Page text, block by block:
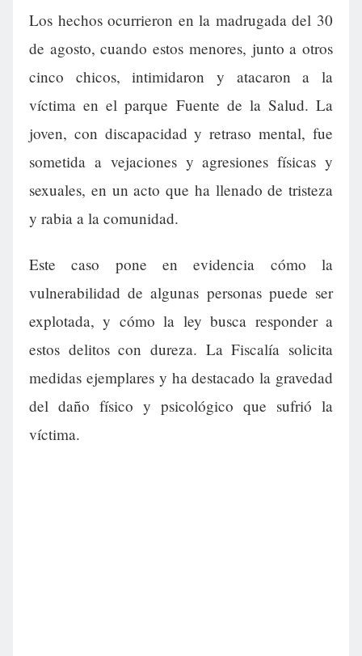
Los hechos ocurrieron en la madrugada del 30
de agosto, cuando estos menores, junto a otros
cinco chicos, intimidaron y atacaron a la
víctima en el parque Fuente de la Salud. La
joven, con discapacidad y retraso mental, fue
sometida a vejaciones y agresiones físicas y
sexuales, en un acto que ha llenado de tristeza
y rabia a la comunidad.
Este caso pone en evidencia cómo la
vulnerabilidad de algunas personas puede ser
explotada, y cómo la ley busca responder a
estos delitos con dureza. La Fiscalía solicita
medidas ejemplares y ha destacado la gravedad
del daño físico y psicológico que sufrió la
víctima.